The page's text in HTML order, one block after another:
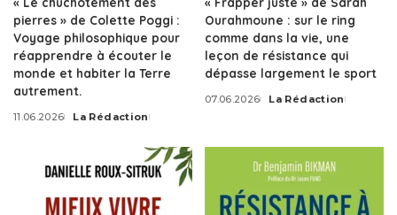
pierres » de Colette Poggi :
Voyage philosophique pour
réapprendre à écouter le
monde et habiter la Terre
autrement.
11.06.2026
Posted
La Rédaction
Ourahmoune : sur le ring
comme dans la vie, une
leçon de résistance qui
dépasse largement le sport
07.06.2026
Posted
La Rédaction